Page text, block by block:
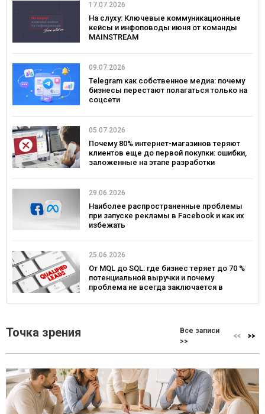
17.07.2026
На слуху: Ключевые коммуникационные
кейсы и инфоповоды июня от команды
MAINSTREAM
09.07.2026
Telegram как собственное медиа: почему
бизнесы перестают полагаться только на
соцсети
05.07.2026
Почему 80% интернет-магазинов теряют
клиентов еще до первой покупки: ошибки,
заложенные на этапе разработки
29.06.2026
Наиболее распространенные проблемы
при запуске рекламы в Facebook и как их
избежать
25.06.2026
От MQL до SQL: где бизнес теряет до 70 %
потенциальной выручки и почему
проблема не всегда заключается в
Точка зрения
Все записи
>>